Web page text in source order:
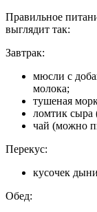
Правильное
выглядит так:
Завтрак:
мюсли с
молока;
тушеная
ломтик сыра
чай (можно
Перекус:
кусочек
Обед: